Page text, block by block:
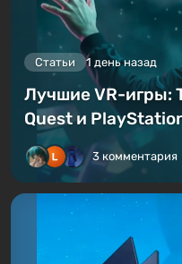
Статьи 1 день назад
Лучшие VR-игры:
Quest и
3 комментария